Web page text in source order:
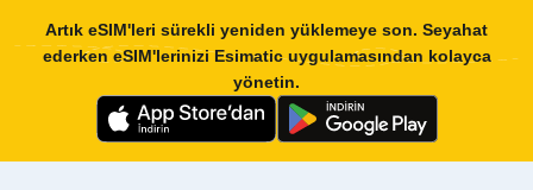
Artık eSIM'leri sürekli yeniden yüklemeye son. Seyahat
ederken eSIM'leriniziEsimatic uygulamasından kolayca
yönetin.